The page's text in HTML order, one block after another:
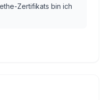
Zertifikats bin ich